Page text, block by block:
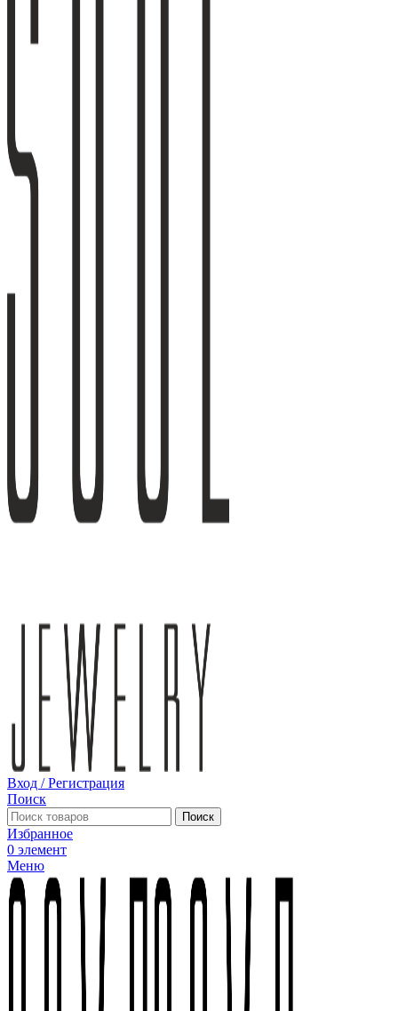
Вход / Регистрация
Поиск
Поиск
Избранное
0 элемент
Меню